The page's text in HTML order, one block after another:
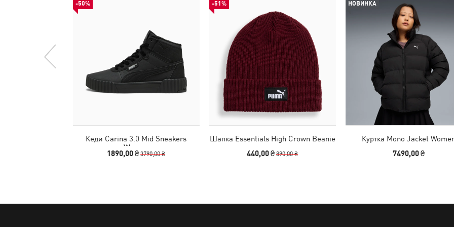
-50%
Кеди Carina 3.0 Mid Sneakers
Women
1890,00 ₴3790,00 ₴
-51%
Шапка Essentials High Crown Beanie
440,00 ₴890,00 ₴
НОВИНКА
Куртка Mono Jacket
7490,00 ₴